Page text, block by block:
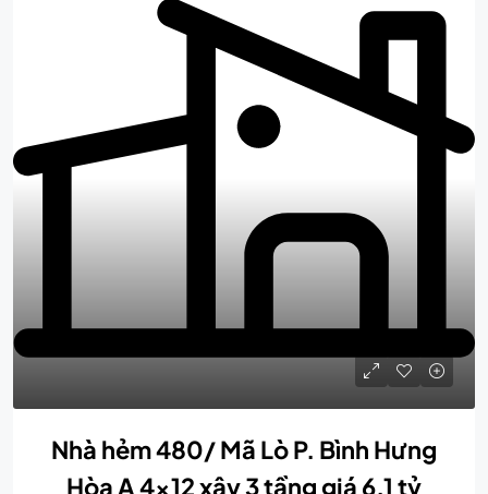
Nhà hẻm 480/ Mã Lò P. Bình Hưng
Hòa A 4×12 xây 3 tầng giá 6,1 tỷ